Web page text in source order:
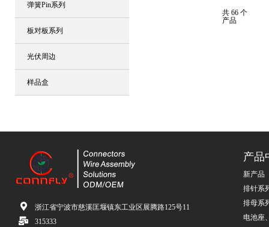
弹簧Pin系列
板对板系列
光伏周边
样品盒
共 66 个
产品
浙江省宁波市慈溪匡堰镇东工业区展腾路125号11
315333
产品
新产品
排针系
排母系
电池座